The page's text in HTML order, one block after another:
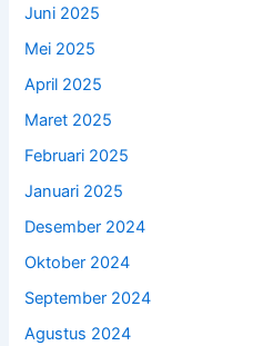
Juni 2025
Mei 2025
April 2025
Maret 2025
Februari 2025
Januari 2025
Desember 2024
Oktober 2024
September 2024
Agustus 2024